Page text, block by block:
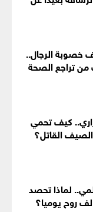
خصوبة الرجال..
تراجع الصحة
كيف تحمي
القاتل؟
لماذا تحصد